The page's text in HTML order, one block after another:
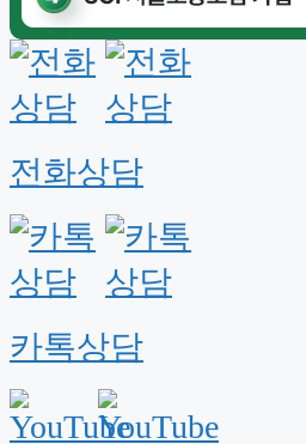
전화상담
카톡상담